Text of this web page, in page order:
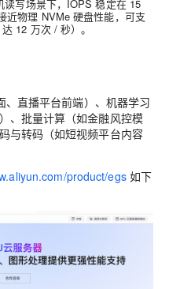
写场景下，IOPS 稳定在 15
近物理 NVMe 硬盘性能，可支
12 万次 / 秒）。
直播平台前端）、机器学习
、批量计算（如金融风控模
与转码（如短视频平台内容
product/egs如下